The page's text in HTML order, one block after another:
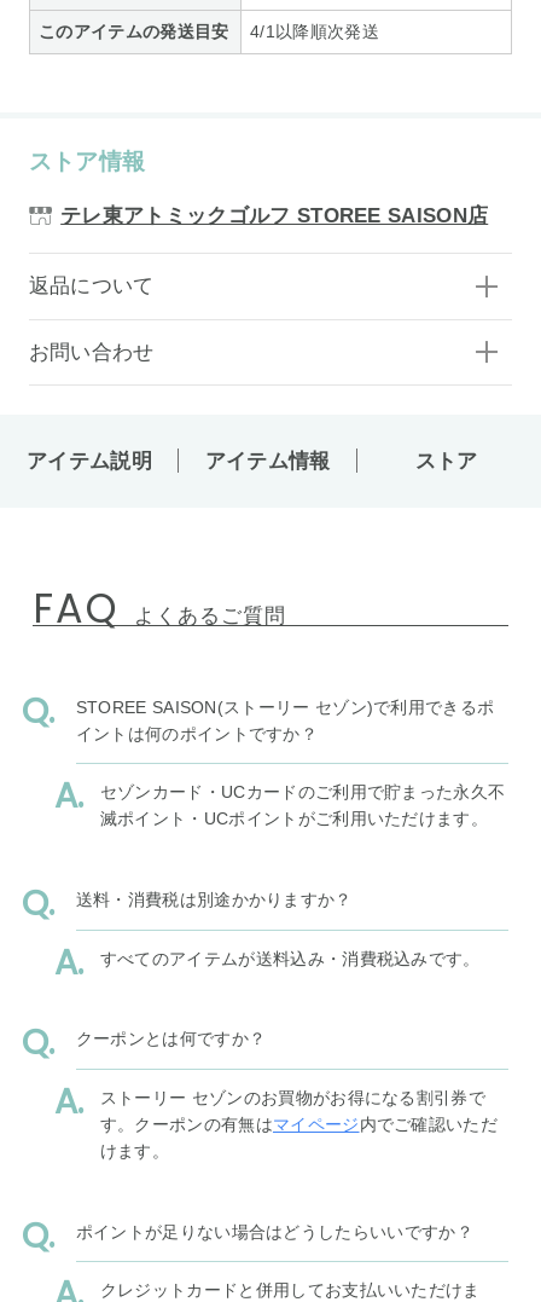
このアイテムの発送目安 4/1以降順次発送
ストア情報
テレ東アトミックゴルフ STOREE SAISON店
返品について
お問い合わせ
アイテム説明 アイテム情報 ストア
FAQ よくあるご質問
STOREE SAISON(ストーリー セゾン)で利用できるポ
イントは何のポイントですか？
セゾンカード・UCカードのご利用で貯まった永久不
滅ポイント・UCポイントがご利用いただけます。
送料・消費税は別途かかりますか？
すべてのアイテムが送料込み・消費税込みです。
クーポンとは何ですか？
ストーリー セゾンのお買物がお得になる割引券で
す。クーポンの有無はマイページ内でご確認いただ
けます。
ポイントが足りない場合はどうしたらいいですか？
クレジットカードと併用してお支払いいただけま